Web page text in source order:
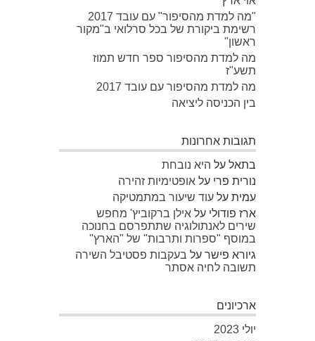
"מה למדת מהסיפור" עם עובד 2017
רשימת ביקורת של בכל סרלואי ב"מקור
ראשון"
מה למדת מהסיפור ספר חדש תמוז
תשע"ז
מה למדת מהסיפור עם עובד 2017
בין הכניסה ליציאה
תגובות אחרונות
בתאל על היא נובחת
נורית פרי על אופטימיות זהירה
עמית על עוד שיעור במתמטיקה
ארז פודולי על אילן ברקוביץ' מחפש
שירים לאנתולוגיה שתתפרסם בחנוכה
במוסף "ספרות ותרבות" של "הארץ"
גיורא פישר על בעקבות פסטיבל השירה
תשובה לחיה אסתר
ארכיונים
יולי 2023